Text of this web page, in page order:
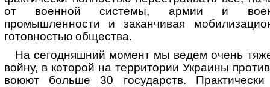
от военной системы, армии и
промышленности и заканчивая
готовностью общества.
На сегодняшний момент мы ведем очень
войну, в которой на территории Украины
воюют больше 30 государств.